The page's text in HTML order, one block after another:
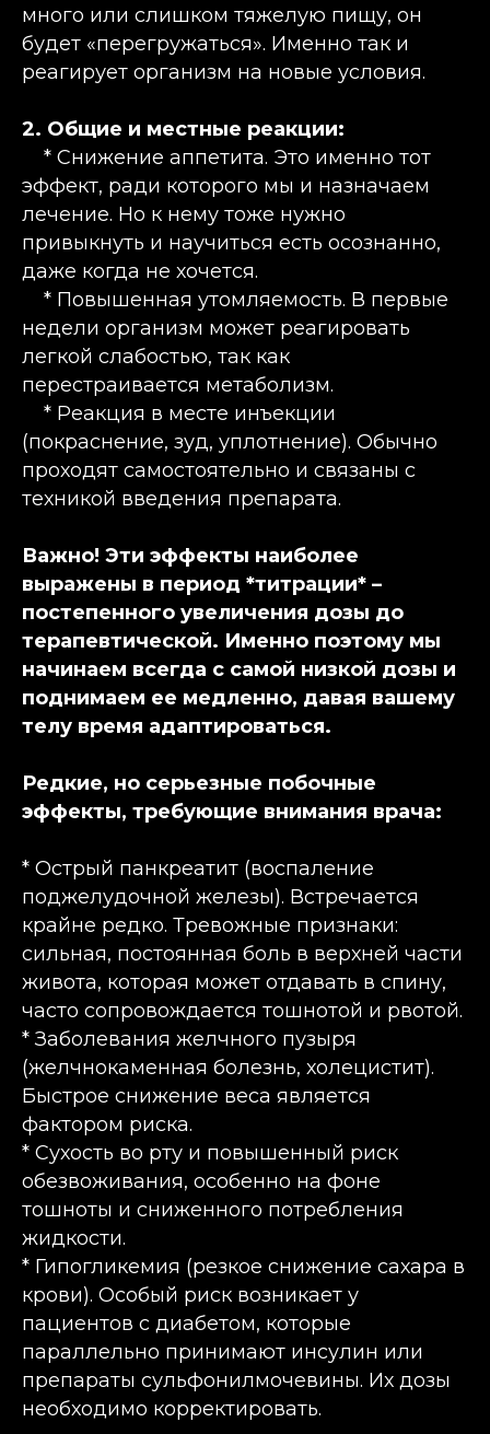
много или слишком тяжелую пищу, он
будет «перегружаться». Именно так и
реагирует организм на новые условия.
2. Общие и местные реакции:
* Снижение аппетита. Это именно тот
эффект, ради которого мы и назначаем
лечение. Но к нему тоже нужно
привыкнуть и научиться есть осознанно,
даже когда не хочется.
* Повышенная утомляемость. В первые
недели организм может реагировать
легкой слабостью, так как
перестраивается метаболизм.
* Реакция в месте инъекции
(покраснение, зуд, уплотнение). Обычно
проходят самостоятельно и связаны с
техникой введения препарата.
Важно! Эти эффекты наиболее
выражены в период *титрации* –
постепенного увеличения дозы до
терапевтической. Именно поэтому мы
начинаем всегда с самой низкой дозы и
поднимаем ее медленно, давая вашему
телу время адаптироваться.
Редкие, но серьезные побочные
эффекты, требующие внимания врача:
* Острый панкреатит (воспаление
поджелудочной железы). Встречается
крайне редко. Тревожные признаки:
сильная, постоянная боль в верхней части
живота, которая может отдавать в спину,
часто сопровождается тошнотой и рвотой.
* Заболевания желчного пузыря
(желчнокаменная болезнь, холецистит).
Быстрое снижение веса является
фактором риска.
* Сухость во рту и повышенный риск
обезвоживания, особенно на фоне
тошноты и сниженного потребления
жидкости.
* Гипогликемия (резкое снижение сахара в
крови). Особый риск возникает у
пациентов с диабетом, которые
параллельно принимают инсулин или
препараты сульфонилмочевины. Их дозы
необходимо корректировать.